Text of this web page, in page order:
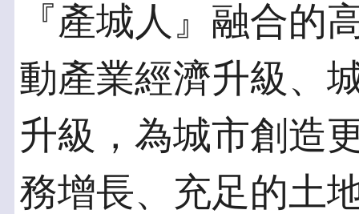
『產城人』融合的
動產業經濟升級、
升級，為城市創造
務增長、充足的土